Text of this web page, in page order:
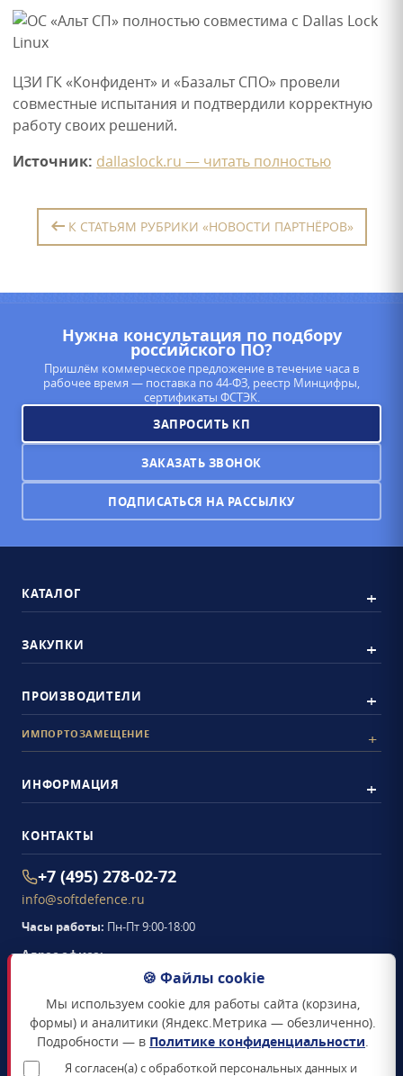
ЦЗИ ГК «Конфидент» и «Базальт СПО» провели
совместные испытания и подтвердили корректную
работу своих решений.
Источник: dallaslock.ru — читать полностью
К СТАТЬЯМ РУБРИКИ «НОВОСТИ ПАРТНЁРОВ»
Нужна консультация по подбору
российского ПО?
Пришлём коммерческое предложение в течение часа в
рабочее время — поставка по 44-ФЗ, реестр Минцифры,
сертификаты ФСТЭК.
ЗАПРОСИТЬ КП
ЗАКАЗАТЬ ЗВОНОК
ПОДПИСАТЬСЯ НА РАССЫЛКУ
КАТАЛОГ
ЗАКУПКИ
ПРОИЗВОДИТЕЛИ
ИМПОРТОЗАМЕЩЕНИЕ
ИНФОРМАЦИЯ
КОНТАКТЫ
+7 (495) 278-02-72
info@softdefence.ru
Часы работы: Пн-Пт 9:00-18:00
Адрес офиса:
Семёновская набережная, д. 2/1, стр. 1, офис 411
Схема проезда →
ЗАКАЗАТЬ ЗВОНОК
🍪 Файлы cookie
Мы используем cookie для работы сайта (корзина,
формы) и аналитики (Яндекс.Метрика — обезличенно).
Подробности — в Политике конфиденциальности.
Я согласен(а) с обработкой персональных данных и